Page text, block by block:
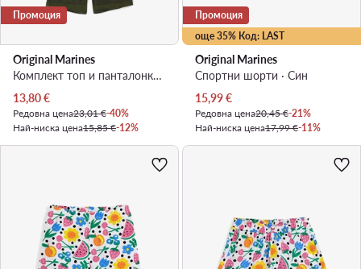
Промоция
Original Marines
Комплект топ и панталонки · Цветен
Актуална цена
13,80€
Редовна цена23,01 €-40%
Най-ниска цена15,85 €-12%
още 35% Код: LAST
Промоция
Original Marines
Спортни шорти · Син
Актуална цена
15,99€
Редовна цена20,45 €-21%
Най-ниска цена17,99 €-11%